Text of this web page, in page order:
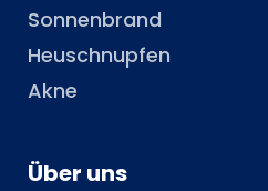
Sonnenbrand
Heuschnupfen
Akne
Über uns